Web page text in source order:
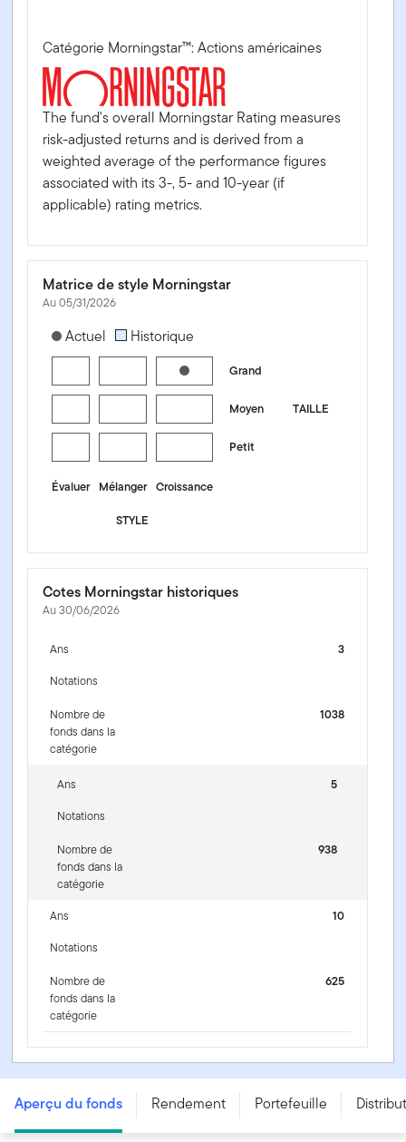
Catégorie Morningstar™: Actions américaines
The fund's overall Morningstar Rating measures
risk-adjusted returns and is derived from a
weighted average of the performance figures
associated with its 3-, 5- and 10-year (if
applicable) rating metrics.
Matrice de style Morningstar
Au 05/31/2026
[products.morningstar-stylebox-title-sr-equity]
Actuel Historique
Grand
TAILLE
Moyen
Petit
Évaluer Mélanger Croissance
STYLE
Cotes Morningstar historiques
Au 30/06/2026
Ans
3
Notations
Nombre de
fonds dans la
catégorie
1038
Ans
5
Notations
Nombre de
fonds dans la
catégorie
938
Ans
10
Notations
Nombre de
fonds dans la
catégorie
625
Fonds d'opportunités américaines Franklin - Series F -
USD
Aperçu du fonds Rendement Portefeuille